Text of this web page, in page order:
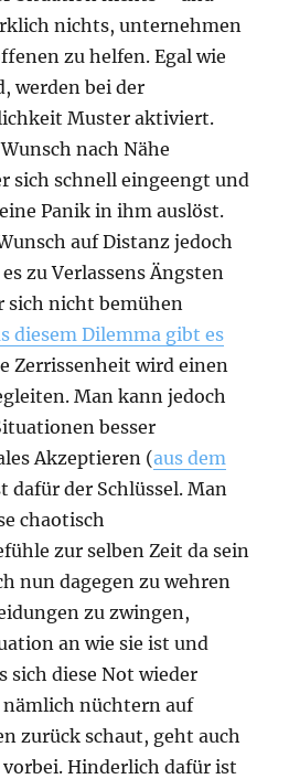
nichts, unternehmen
zu helfen. Egal wie
werden bei der
Muster aktiviert.
nach Nähe
sich schnell eingeengt und
Panik in ihm auslöst.
auf Distanz jedoch
zu Verlassens Ängsten
sich nicht bemühen
diesem Dilemma gibt es
Zerrissenheit wird einen
Man kann jedoch
besser
Akzeptieren (aus dem
dafür der Schlüssel. Man
chaotisch
zur selben Zeit da sein
nun dagegen zu wehren
zu zwingen,
an wie sie ist und
sich diese Not wieder
nüchtern auf
zurück schaut, geht auch
Hinderlich dafür ist